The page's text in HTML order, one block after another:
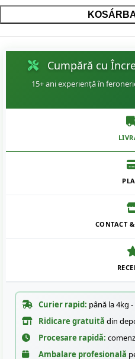
Cumpără cu
15+ ani experiență în
CONTACT
Curier rapid: până la 4kg
Ridicare gratuită din
Procesare rapidă:
Ambalare profesională